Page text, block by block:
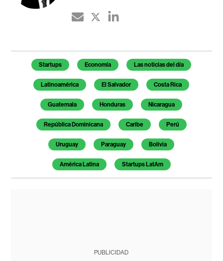
Temas de este artículo
Startups Economía Las noticias del día
Latinoamérica El Salvador Costa Rica
Guatemala Honduras Nicaragua
República Dominicana Caribe Perú
Uruguay Paraguay Bolivia
América Latina Startups LatAm
PUBLICIDAD